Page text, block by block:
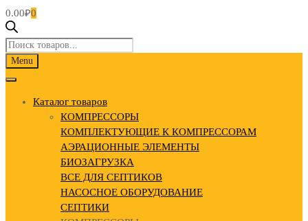
0.00₽0
Поиск
товаров
Skip
Menu
Каталог товаров
КОМПРЕССОРЫ
КОМПЛЕКТУЮЩИЕ К КОМПРЕССОРАМ
АЭРАЦИОННЫЕ ЭЛЕМЕНТЫ
БИОЗАГРУЗКА
ВСЕ ДЛЯ СЕПТИКОВ
НАСОСНОЕ ОБОРУДОВАНИЕ
СЕПТИКИ